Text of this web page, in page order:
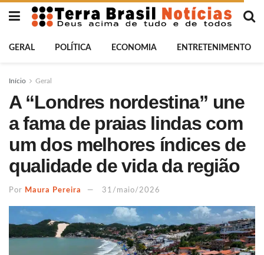
GERAL POLÍTICA ECONOMIA ENTRETENIMENTO
Início Geral
A “Londres nordestina” une
a fama de praias lindas com
um dos melhores índices de
qualidade de vida da região
Por Maura Pereira 31/maio/2026